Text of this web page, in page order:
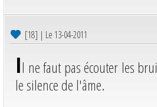
[18] | Le 13-04-2011
Il ne faut pas écouter les
le silence de l'âme.